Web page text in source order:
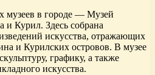
музеев в городе — Музей
и Курил. Здесь собрана
искусства, отражающих
и Курилских островов. В музее
графику, а также
искусства.